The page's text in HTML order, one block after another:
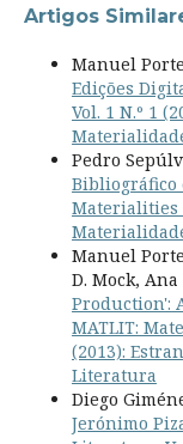
Artigos
Manuel
Edições
Vol. 1 N.º 1
Pedro
Bibliográfico
Materialities
Manuel
D. Mock,
Production':
MATLIT:
(2013):
Literatura
Diego
Jerónimo